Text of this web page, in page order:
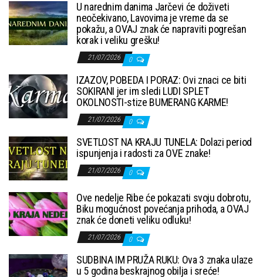
U narednim danima Jarčevi će doživeti
neočekivano, Lavovima je vreme da se
pokažu, a OVAJ znak će napraviti pogrešan
korak i veliku grešku!
21/07/2026 0
IZAZOV, POBEDA I PORAZ: Ovi znaci ce biti
SOKIRANI jer im sledi LUDI SPLET
OKOLNOSTI-stize BUMERANG KARME!
21/07/2026 0
SVETLOST NA KRAJU TUNELA: Dolazi period
ispunjenja i radosti za OVE znake!
21/07/2026 0
Ove nedelje Ribe će pokazati svoju dobrotu,
Biku mogućnost povećanja prihoda, a OVAJ
znak će doneti veliku odluku!
21/07/2026 0
SUDBINA IM PRUŽA RUKU: Ova 3 znaka ulaze
u 5 godina beskrajnog obilja i sreće!